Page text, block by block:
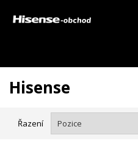
Vzhledem k aktuální situaci se
zpozdit.
Hisense
Řazení